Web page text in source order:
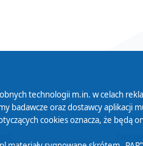
z Serwisu
technologii m.in. w celach
badawcze oraz dostawcy
cookies oznacza, że będą